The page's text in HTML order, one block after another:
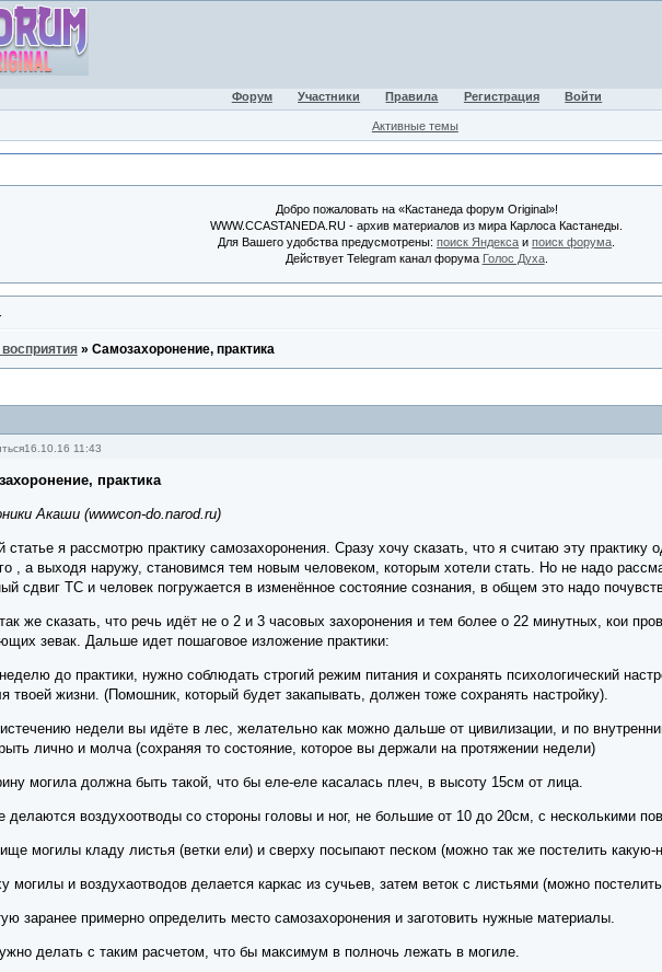
Форум Участники Правила Регистрация Войти
Активные темы
Добро пожаловать на «Кастанеда форум Original»!
WWW.CCASTANEDA.RU - архив материалов из мира Карлоса Кастанеды.
Для Вашего удобства предусмотрены:поиск Яндекса ипоиск форума
Действует Telegram канал форума Голос Духа.
» Самозахоронение, практика
16.10.16 11:43
практика
Акаши (wwwcon-do.narod.ru)
статье я рассмотрю практику самозахоронения. Сразу хочу сказать, что я считаю эту
, а выходя наружу, становимся тем новым человеком, которым хотели стать. Но не надо
сдвиг ТС и человек погружается в изменённое состояние сознания, в общем это надо
же сказать, что речь идёт не о 2 и 3 часовых захоронения и тем более о 22 минутных, кои
зевак. Дальше идет пошаговое изложение практики:
до практики, нужно соблюдать строгий режим питания и сохранять психологический
твоей жизни. (Помошник, который будет закапывать, должен тоже сохранять настройку).
недели вы идёте в лес, желательно как можно дальше от цивилизации, и по
лично и молча (сохраняя то состояние, которое вы держали на протяжении недели)
могила должна быть такой, что бы еле-еле касалась плеч, в высоту 15см от лица.
делаются воздухоотводы со стороны головы и ног, не большие от 10 до 20см, с несколькими
могилы кладу листья (ветки ели) и сверху посыпают песком (можно так же постелить
могилы и воздухаотводов делается каркас из сучьев, затем веток с листьями (можно
заранее примерно определить место самозахоронения и заготовить нужные материалы.
делать с таким расчетом, что бы максимум в полночь лежать в могиле.